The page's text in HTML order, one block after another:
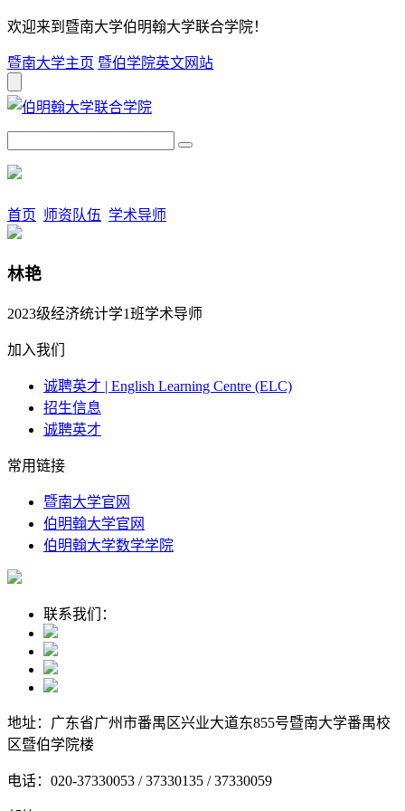
欢迎来到暨南大学伯明翰大学联合学院！
暨南大学主页 暨伯学院英文网站
首页 师资队伍 学术导师
林艳
2023级经济统计学1班学术导师
加入我们
诚聘英才 | English Learning Centre (ELC)
招生信息
诚聘英才
常用链接
暨南大学官网
伯明翰大学官网
伯明翰大学数学学院
联系我们：
地址：广东省广州市番禺区兴业大道东855号暨南大学番禺校
区暨伯学院楼
电话：020-37330053 / 37330135 / 37330059